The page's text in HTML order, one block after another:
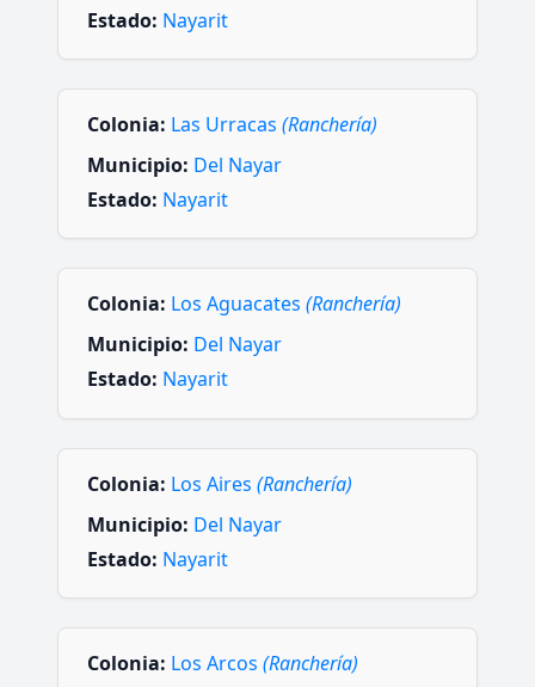
Estado: Nayarit
Colonia: Las Urracas (Ranchería)
Municipio: Del Nayar
Estado: Nayarit
Colonia: Los Aguacates (Ranchería)
Municipio: Del Nayar
Estado: Nayarit
Colonia: Los Aires (Ranchería)
Municipio: Del Nayar
Estado: Nayarit
Colonia: Los Arcos (Ranchería)